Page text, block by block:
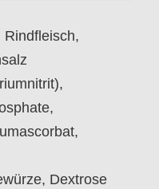
Rindfleisch,
Dextrose